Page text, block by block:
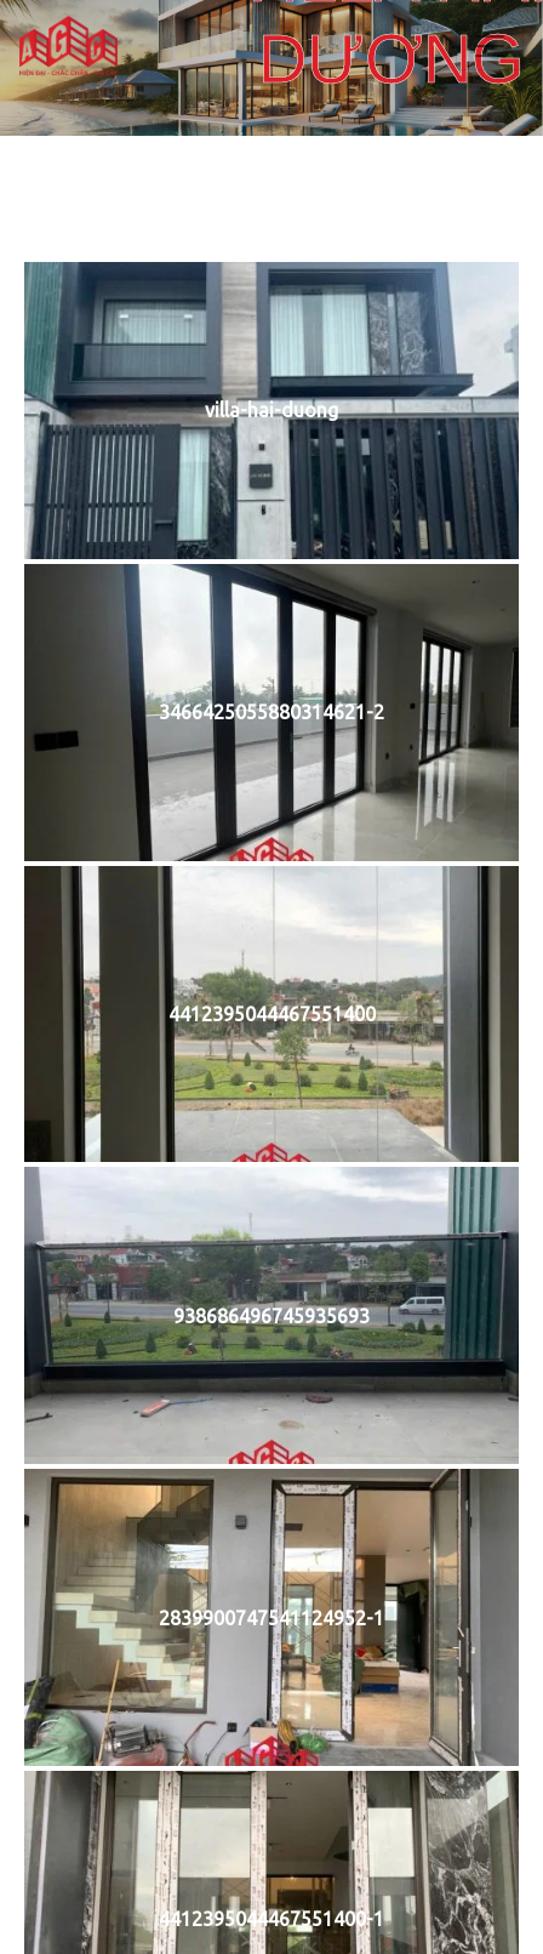
DƯƠNG
villa-hai-duong
3466425055880314621-2
4412395044467551400
938686496745935693
2839900747541124952-1
4412395044467551400-1